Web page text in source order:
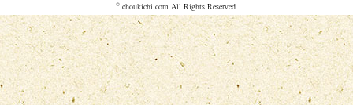
© choukichi.comAll Rights Reserved.